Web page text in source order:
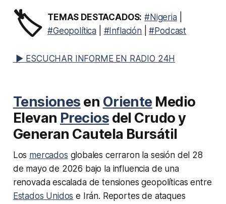
🏷️ TEMAS DESTACADOS: #Nigeria|
#Geopolítica
#Inflación|#Podcast
▶ ESCUCHAR INFORME EN RADIO 24H
Tensiones en OrienteMedio
Elevan Precios del Crudo y
Generan Cautela Bursátil
Los mercados globales cerraron la sesión del 28
de mayo de 2026 bajo la influencia de una
renovada escalada de tensiones geopolíticas entre
Estados Unidos e Irán. Reportes de ataques